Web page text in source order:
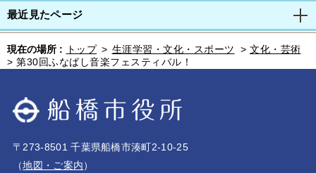
最近見たページ
現在の場所 : トップ > 生涯学習・文化・スポーツ > 文化・芸術
> 第30回ふなばし音楽フェスティバル！
〒273-8501 千葉県船橋市湊町2-10-25
（地図・ご案内）